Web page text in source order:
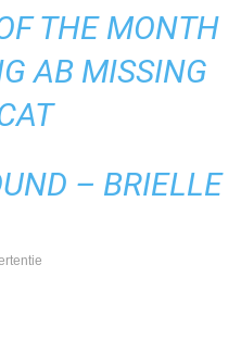
THE MONTH
AB MISSING
– BRIELLE